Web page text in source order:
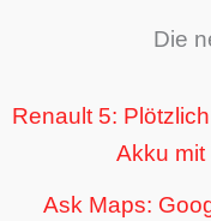
Die
Renault 5:
Akku mit
Ask Maps: